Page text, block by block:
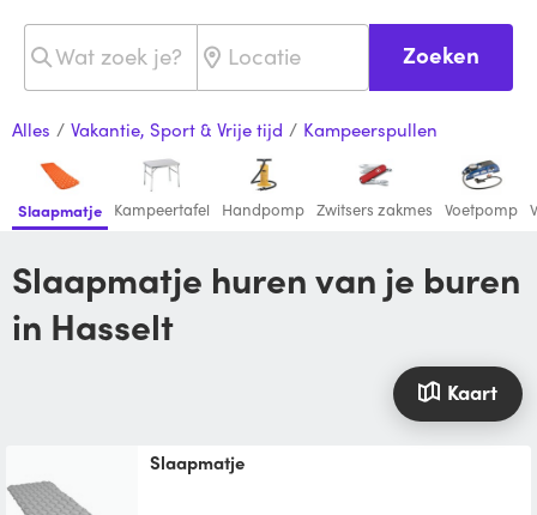
Zoeken
Alles / Vakantie, Sport & Vrije tijd / Kampeerspullen
Slaapmatje Kampeertafel Handpomp Zwitsers zakmes Voetpomp
Slaapmatje huren van je buren
in Hasselt
Kaart
Slaapmatje